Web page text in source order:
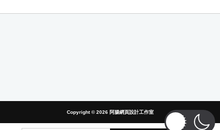
Copyright © 2026 阿腸網頁設計工作室